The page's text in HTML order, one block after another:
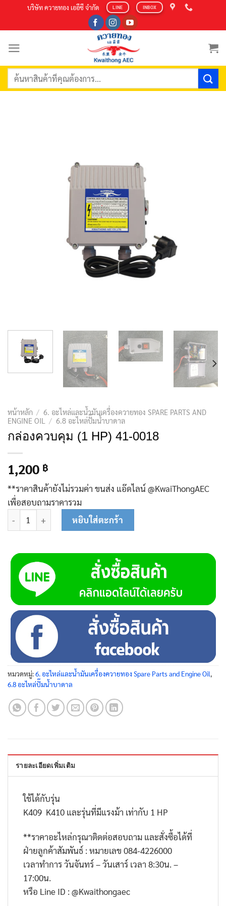
content
บริษัท ควายทอง เออีซี จำกัด LINE INBOX
ค้นหา:
หน้าหลัก / 6. อะไหล่และน้ำมันเครื่องควายทอง SPARE PARTS AND
ENGINE OIL
/ 6.8 อะไหล่ปั๊มน้ำบาดาล
กล่องควบคุม (1 HP) 41-0018
1,200 ฿
**ราคาสินค้ายังไม่รวมค่า ขนส่ง แอ๊ดไลน์ @KwaiThongAEC
เพื่อสอบถามราคารวม
จำนวน กล่องควบคุม (1 HP) 41-0018 ชิ้น
หยิบใส่ตะกร้า
หมวดหมู่:6. อะไหล่และน้ำมันเครื่องควายทอง Spare Parts and Engine Oil,
6.8 อะไหล่ปั๊มน้ำบาดาล
รายละเอียดเพิ่มเติม
ใช้ได้กับรุ่น
K409 K410 และรุ่นที่มีแรงม้า เท่ากับ 1 HP
**ราคาอะไหล่กรุณาติดต่อสอบถาม และสั่งซื้อได้ที่
ฝ่ายลูกค้าสัมพันธ์ : หมายเลข 084-4226000
เวลาทำการ วันจันทร์ – วันเสาร์ เวลา 8:30น. –
17:00น.
หรือ Line ID : @Kwaithongaec